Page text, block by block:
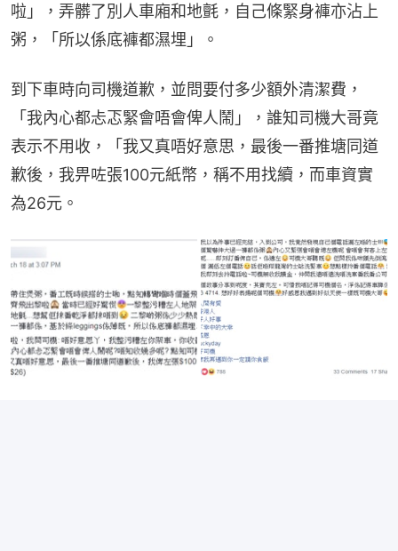
啦」，弄髒了別人車廂和地氈，自己條緊身褲亦沾上
粥，「所以係底褲都濕埋」。
到下車時向司機道歉，並問要付多少額外清潔費，
「我內心都忐忑緊會唔會俾人鬧」，誰知司機大哥竟
表示不用收，「我又真唔好意思，最後一番推塘同道
歉後，我畀咗張100元紙幣，稱不用找續，而車資實
為26元。